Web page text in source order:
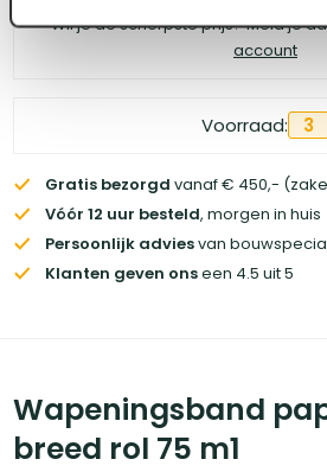
Wil je de scherpste prijs? Meld je
account
Voorraad: 3
Gratis bezorgd vanaf € 450,-
Vóór 12 uur besteld, morgen in huis
Persoonlijk adviesvan
Klanten geven onseen 4.5 uit 5
Wapeningsband
breed rol 75 m1